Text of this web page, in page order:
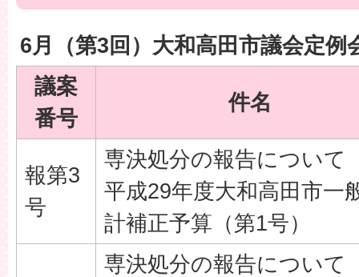
6月（第3回）大和高田市議会定例
議案
番号
件名
報第3
号
専決処分の報告について
平成29年度大和高田市一
計補正予算（第1号）
専決処分の報告について